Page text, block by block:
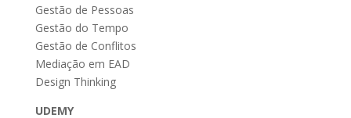
Gestão de Pessoas
Gestão do Tempo
Gestão de Conflitos
Mediação em EAD
Design Thinking
UDEMY